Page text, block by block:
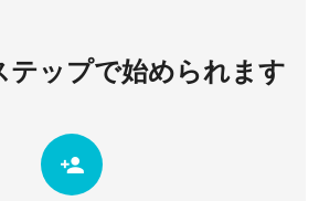
テップで始められます